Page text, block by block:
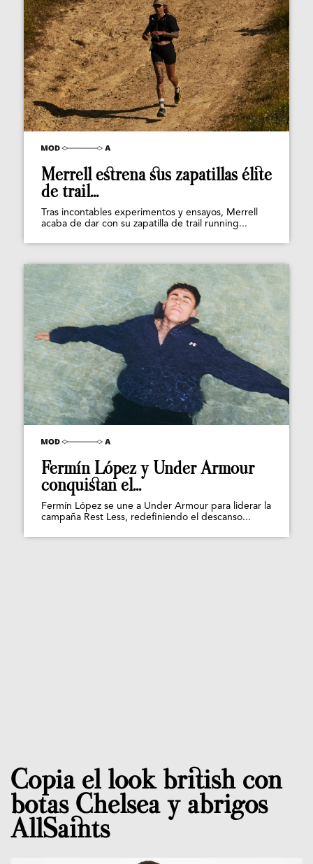
Merrell estrena sus zapatillas élite
de trail...
Tras incontables experimentos y ensayos, Merrell
acaba de dar con su zapatilla de trail running...
Fermín López y Under Armour
conquistan el...
Fermín López se une a Under Armour para liderar la
campaña Rest Less, redefiniendo el descanso...
Copia el look british con
botas Chelsea y abrigos
AllSaints